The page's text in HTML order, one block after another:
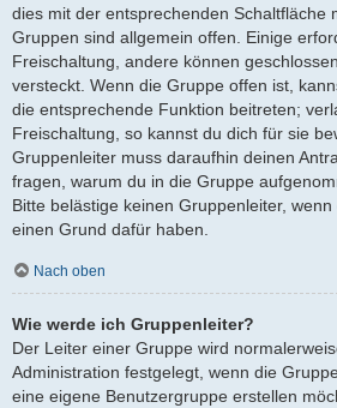
dies mit der entsprechenden Schaltfläche
Gruppen sind allgemein offen. Einige
Freischaltung, andere können
versteckt. Wenn die Gruppe offen ist,
die entsprechende Funktion beitreten;
Freischaltung, so kannst du dich für sie
Gruppenleiter muss daraufhin deinen
fragen, warum du in die Gruppe
Bitte belästige keinen Gruppenleiter,
einen Grund dafür haben.
Nach oben
Wie werde ich Gruppenleiter?
Der Leiter einer Gruppe wird
Administration festgelegt, wenn die
eine eigene Benutzergruppe erstellen